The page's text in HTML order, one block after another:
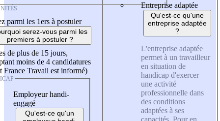
parmi les 1ers à postuler
serez-vous parmi les
premiers à postuler ?
de plus de 15 jours,
moins de 4 candidatures
France Travail est informé)
Employeur handi-
engagé
Qu'est-ce qu'un
Entreprise adaptée
Qu'est-ce qu'une
entreprise adaptée
?
L'entreprise adaptée
permet à un travailleur
en situation de
handicap d'exercer
une activité
professionnelle dans
des conditions
adaptées à ses
capacités. Pour en